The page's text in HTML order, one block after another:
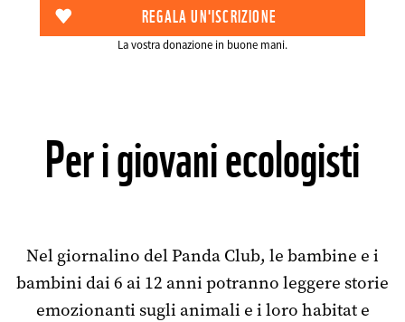
La vostra donazione in buone mani.
Per i giovani ecologisti
Nel giornalino del Panda Club, le bambine e i
bambini dai 6 ai 12 anni potranno leggere storie
emozionanti sugli animali e i loro habitat e